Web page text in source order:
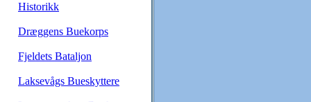
Historikk
Dræggens Buekorps
Fjeldets Bataljon
Laksevågs Bueskyttere